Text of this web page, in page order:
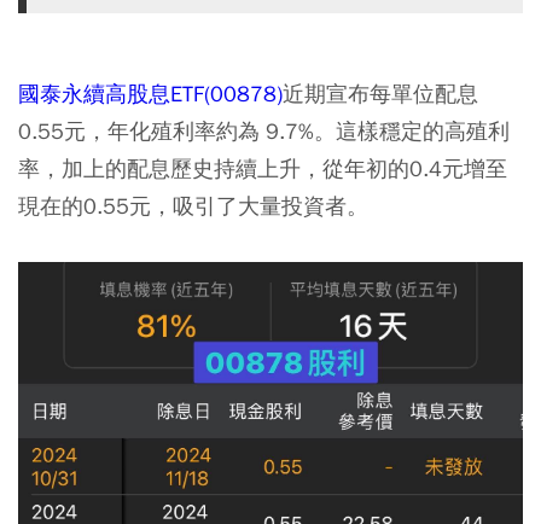
國泰永續高股息ETF(00878)近期宣布每單位配息
0.55元，年化殖利率約為 9.7%。這樣穩定的高殖利
率，加上的配息歷史持續上升，從年初的0.4元增至
現在的0.55元，吸引了大量投資者。